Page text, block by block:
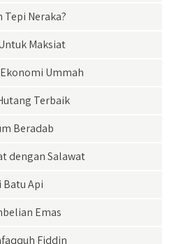
Tepi Neraka?
Maksiat
Ummah
Terbaik
Beradab
dengan Salawat
Batu Api
Emas
Fiddin